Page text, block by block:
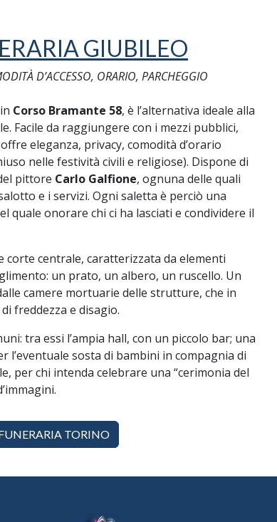
GIUBILEO
D’ACCESSO, ORARIO, PARCHEGGIO
Corso Bramante 58, è l’alternativa ideale alla
Facile da raggiungere con i mezzi pubblici,
eleganza, privacy, comodità d’orario
nelle festività civili e religiose). Dispone di
pittore Carlo Galfione, ognuna delle quali
e i servizi. Ogni saletta è perciò una
quale onorare chi ci ha lasciati e condividere il
corte centrale, caratterizzata da elementi
un prato, un albero, un ruscello. Un
camere mortuarie delle strutture, che in
freddezza e disagio.
tra essi l’ampia hall, con un piccolo bar; una
l’eventuale sosta di bambini in compagnia di
per chi intenda celebrare una “cerimonia del
TORINO